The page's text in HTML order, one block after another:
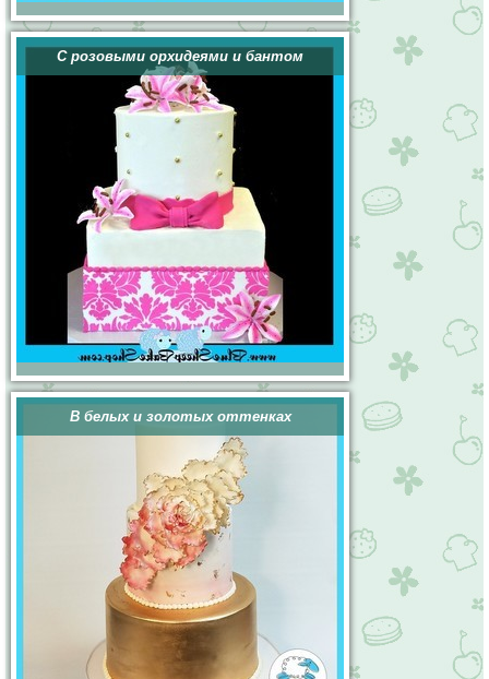
С розовыми орхидеями и бантом
В белых и золотых оттенках